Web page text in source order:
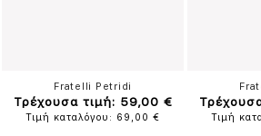
Fratelli Petridi
Τρέχουσα τιμή: 59,00 €
Τιμή καταλόγου: 69,00 € Τιμή